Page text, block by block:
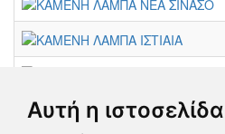
Αυτή η